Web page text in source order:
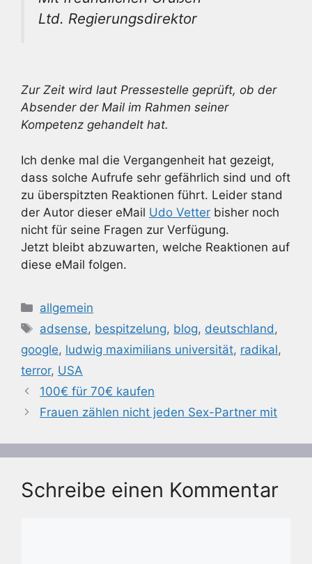
Ltd. Regierungsdirektor
Zur Zeit wird laut Pressestelle geprüft, ob der
Absender der Mail im Rahmen seiner
Kompetenz gehandelt hat.
Ich denke mal die Vergangenheit hat gezeigt,
dass solche Aufrufe sehr gefährlich sind und oft
zu überspitzten Reaktionen führt. Leider stand
der Autor dieser eMail Udo Vetter bisher noch
nicht für seine Fragen zur Verfügung.
Jetzt bleibt abzuwarten, welche Reaktionen auf
diese eMail folgen.
Kategorien
allgemein
Schlagwörter
adsense, bespitzelung, blog, deutschland ,
google, ludwig maximilians universität, radikal,
terror, USA
100€ für 70€ kaufen
Frauen zählen nicht jeden Sex-Partner mit
Schreibe einen Kommentar